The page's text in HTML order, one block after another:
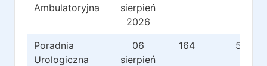
Ambulatoryjna
sierpień
2026
Poradnia
Urologiczna
06
sierpień
164 59